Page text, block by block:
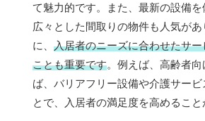
て魅力的です。また、最新の設備を
広々とした間取りの物件も人気があ
に、 入居者のニーズに合わせたサ
ことも重要です。例えば、高齢者
ば、バリアフリー設備や介護サービ
とで、入居者の満足度を高めること